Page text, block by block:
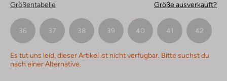
Größentabelle Größe ausverkauft?
36 37 38 39 40 41 42
Es tut uns leid, dieser Artikel ist nicht verfügbar. Bitte suchst du
nach einer Alternative.